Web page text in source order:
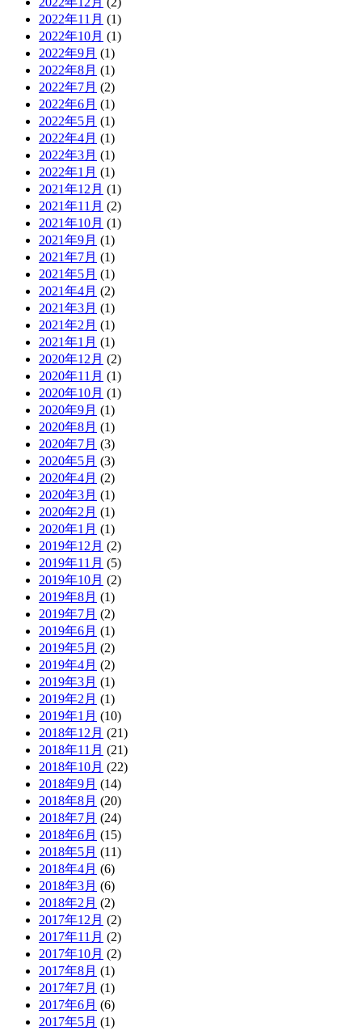
2022年11月 (1)
2022年10月 (1)
2022年9月 (1)
2022年8月 (1)
2022年7月 (2)
2022年6月 (1)
2022年5月 (1)
2022年4月 (1)
2022年3月 (1)
2022年1月 (1)
2021年12月 (1)
2021年11月 (2)
2021年10月 (1)
2021年9月 (1)
2021年7月 (1)
2021年5月 (1)
2021年4月 (2)
2021年3月 (1)
2021年2月 (1)
2021年1月 (1)
2020年12月 (2)
2020年11月 (1)
2020年10月 (1)
2020年9月 (1)
2020年8月 (1)
2020年7月 (3)
2020年5月 (3)
2020年4月 (2)
2020年3月 (1)
2020年2月 (1)
2020年1月 (1)
2019年12月 (2)
2019年11月 (5)
2019年10月 (2)
2019年8月 (1)
2019年7月 (2)
2019年6月 (1)
2019年5月 (2)
2019年4月 (2)
2019年3月 (1)
2019年2月 (1)
2019年1月 (10)
2018年12月 (21)
2018年11月 (21)
2018年10月 (22)
2018年9月 (14)
2018年8月 (20)
2018年7月 (24)
2018年6月 (15)
2018年5月 (11)
2018年4月 (6)
2018年3月 (6)
2018年2月 (2)
2017年12月 (2)
2017年11月 (2)
2017年10月 (2)
2017年8月 (1)
2017年7月 (1)
2017年6月 (6)
2017年5月 (1)